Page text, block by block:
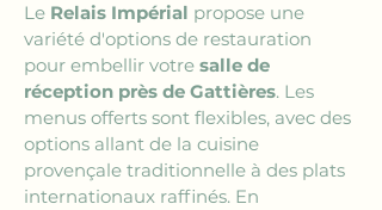
Le Relais Impérial propose une
variété d'options de restauration
pour embellir votre salle de
réception près de Gattières. Les
menus offerts sont flexibles, avec des
options allant de la cuisine
provençale traditionnelle à des plats
internationaux raffinés. En